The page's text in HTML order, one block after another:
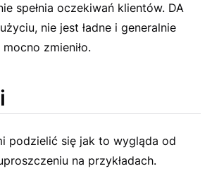
spełnia oczekiwań klientów. DA
nie jest ładne i generalnie
zmieniło.
podzielić się jak to wygląda od
na przykładach.